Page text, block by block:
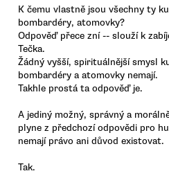
K čemu vlastně jsou všechny ty
bombardéry, atomovky?
Odpověď přece zní -- slouží k
Tečka.
Žádný vyšší, spirituálnější smysl
bombardéry a atomovky nemají.
Takhle prostá ta odpověď je.
A jediný možný, správný a
plyne z předchozí odpovědi pro
nemají právo ani důvod existovat.
Tak.